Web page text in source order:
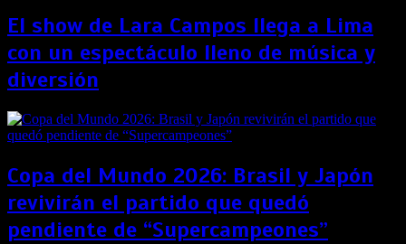
El show de Lara Campos llega a Lima
con un espectáculo lleno de música y
diversión
Copa del Mundo 2026: Brasil y Japón
revivirán el partido que quedó
pendiente de “Supercampeones”